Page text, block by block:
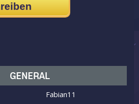
GENERAL
Fabian11